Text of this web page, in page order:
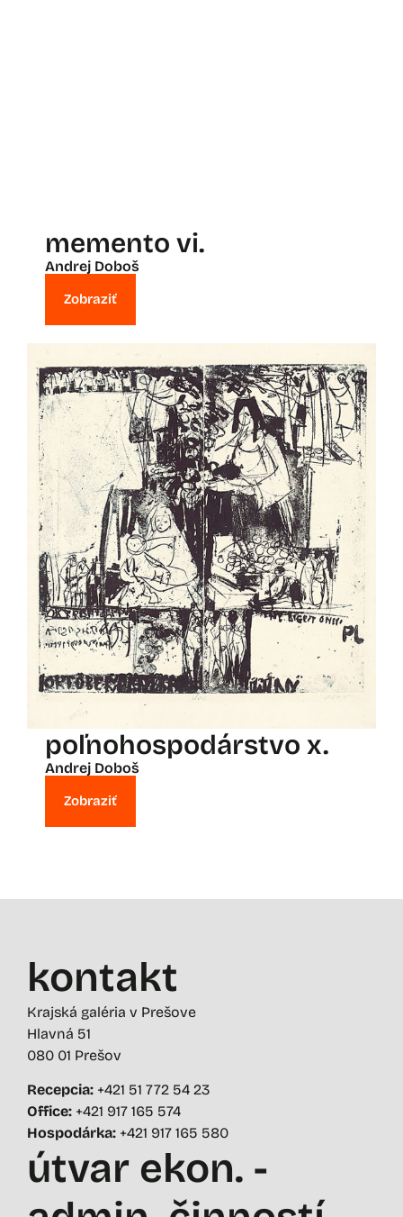
memento vi.
Andrej Doboš
Zobraziť
poľnohospodárstvo x.
Andrej Doboš
Zobraziť
kontakt
Krajská galéria v Prešove
Hlavná 51
080 01 Prešov
Recepcia: +421 51 772 54 23
Office: +421 917 165 574
Hospodárka: +421 917 165 580
útvar ekon. -